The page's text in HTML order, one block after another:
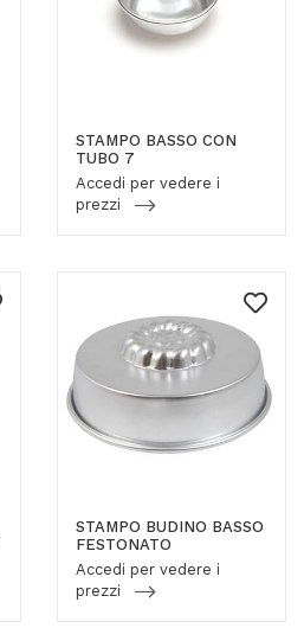
STAMPO BASSO CON
TUBO 7
Accedi per vedere i
prezzi
STAMPO BUDINO BASSO
FESTONATO
Accedi per vedere i
prezzi